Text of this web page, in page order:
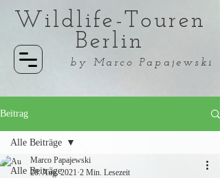
Wildlife-Touren
Berlin
by Marco Papajewski
Beitrag
Alle Beiträge
Alle Beiträge
Marco Papajewski
20. Aug. 2021 2 Min. Lesezeit